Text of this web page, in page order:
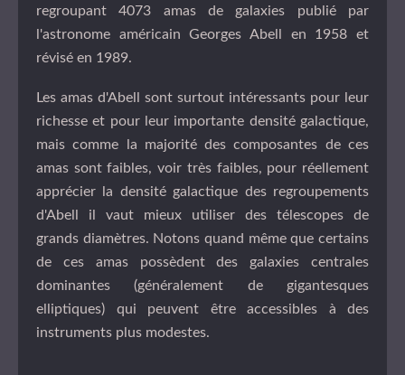
regroupant 4073 amas de galaxies publié par
l'astronome américain Georges Abell en 1958 et
révisé en 1989.
Les amas d'Abell sont surtout intéressants pour leur
richesse et pour leur importante densité galactique,
mais comme la majorité des composantes de ces
amas sont faibles, voir très faibles, pour réellement
apprécier la densité galactique des regroupements
d'Abell il vaut mieux utiliser des télescopes de
grands diamètres. Notons quand même que certains
de ces amas possèdent des galaxies centrales
dominantes (généralement de gigantesques
elliptiques) qui peuvent être accessibles à des
instruments plus modestes.